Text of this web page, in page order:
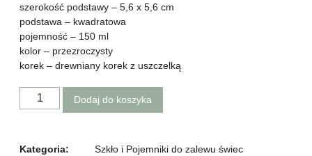
szerokość podstawy – 5,6 x 5,6 cm
podstawa – kwadratowa
pojemność – 150 ml
kolor – przezroczysty
korek – drewniany korek z uszczelką
Dodaj do koszyka
Kategoria: Szkło i Pojemniki do zalewu świec